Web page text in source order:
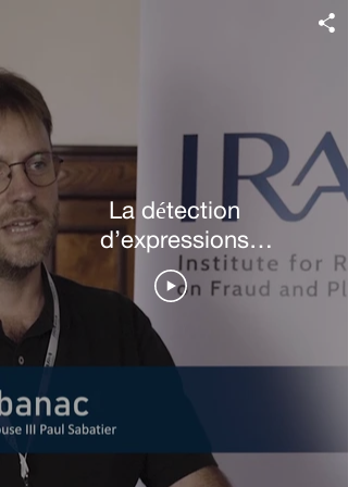
La détection
d’expressions
torturées